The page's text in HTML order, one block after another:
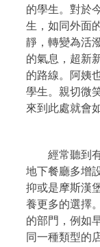
的學生。對於
生，如同外面
靜，轉變為活
的氣息，超新
的路線。阿姨
學生。親切微
來到此處就會
經常聽到有
地下餐廳多增
抑或是摩斯漢
養更多的選擇
的部門，例如
同一種類型的